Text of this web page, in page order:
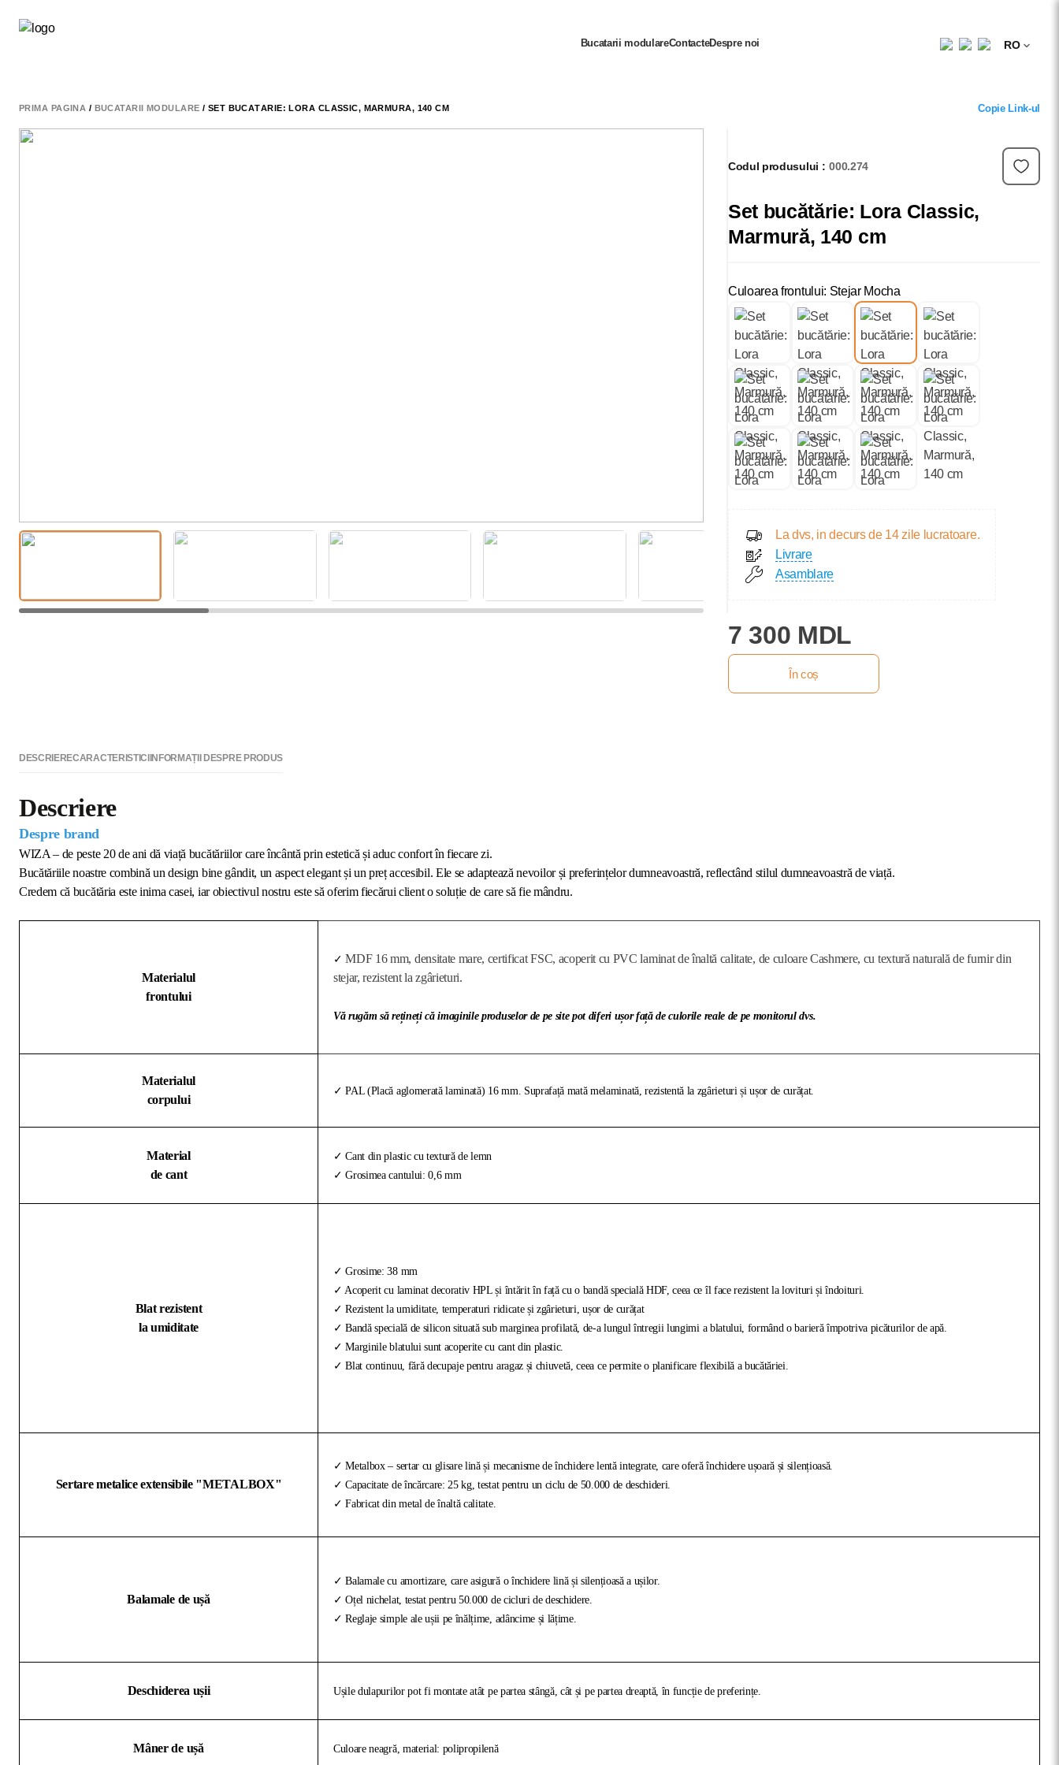
Bucatarii modulareContacteDespre noi RO
PRIMA PAGINĂ / BUCATARII MODULARE / SET BUCĂTĂRIE: LORA CLASSIC, MARMURĂ, 140 CM Copie Link-ul
Codul produsului : 000.274
Set bucătărie: Lora Classic,
Marmură, 140 cm
Culoarea frontului: Stejar Mocha
La dvs, in decurs de 14 zile lucratoare.
Livrare
Asamblare
7 300 MDL
În coș
DESCRIERECARACTERISTICI INFORMAȚII DESPRE PRODUS
Descriere
Despre brand
WIZA – de peste 20 de ani dă viață bucătăriilor care încântă prin estetică și aduc confort în fiecare zi.
Bucătăriile noastre combină un design bine gândit, un aspect elegant și un preț accesibil. Ele se adaptează nevoilor și preferințelor dumneavoastră, reflectând stilul dumneavoastră de viață.
Credem că bucătăria este inima casei, iar obiectivul nostru este să oferim fiecărui client o soluție de care să fie mândru.
Materialul
frontului
✓MDF 16 mm, densitate mare, certificat FSC, acoperit cu PVC laminat de înaltă calitate, de culoare Cashmere, cu textură naturală de furnir din
stejar, rezistent la zgârieturi.
Vă rugăm să rețineți că imaginile produselor de pe site pot diferi ușor față de culorile reale de pe monitorul dvs.
Materialul
corpului
✓ PAL (Placă aglomerată laminată) 16 mm. Suprafață mată melaminată, rezistentă la zgârieturi și ușor de curățat.
Material
de cant
✓ Cant din plastic cu textură de lemn
✓ Grosimea cantului: 0,6 mm
Blat rezistent
la umiditate
✓ Grosime: 38 mm
✓ Acoperit cu laminat decorativ HPL și întărit în față cu o bandă specială HDF, ceea ce îl face rezistent la lovituri și îndoituri.
✓ Rezistent la umiditate, temperaturi ridicate și zgârieturi, ușor de curățat
✓ Bandă specială de silicon situată sub marginea profilată, de-a lungul întregii lungimi a blatului, formând o barieră împotriva picăturilor de apă.
✓ Marginile blatului sunt acoperite cu cant din plastic.
✓ Blat continuu, fără decupaje pentru aragaz și chiuvetă, ceea ce permite o planificare flexibilă a bucătăriei.
Sertare metalice extensibile "METALBOX"
✓ Metalbox – sertar cu glisare lină și mecanisme de închidere lentă integrate, care oferă închidere ușoară și silențioasă.
✓ Capacitate de încărcare: 25 kg, testat pentru un ciclu de 50.000 de deschideri.
✓ Fabricat din metal de înaltă calitate.
Balamale de ușă
✓ Balamale cu amortizare, care asigură o închidere lină și silențioasă a ușilor.
✓ Oțel nichelat, testat pentru 50.000 de cicluri de deschidere.
✓ Reglaje simple ale ușii pe înălțime, adâncime și lățime.
Deschiderea ușii Ușile dulapurilor pot fi montate atât pe partea stângă, cât și pe partea dreaptă, în funcție de preferințe.
Mâner de ușă Culoare neagră, material: polipropilenă